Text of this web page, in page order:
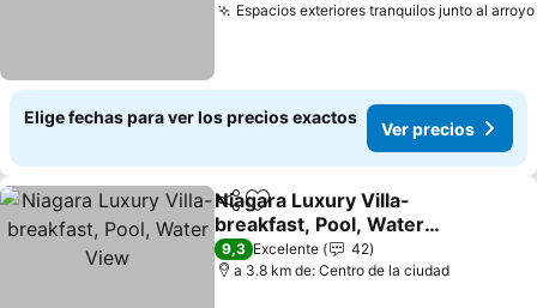
Espacios exteriores tranquilos junto al arroyo
Elige fechas para ver los precios exactos
Ver precios
CompartirAgregar a favoritos
Niagara Luxury Villa-
breakfast, Pool, Water
View
Ver precios
9,3 Excelente
42
a 3.8 km de: Centro de la ciudad